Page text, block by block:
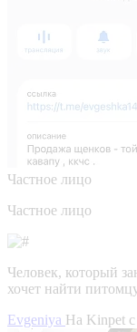
Частное лицо
Частное лицо
Человек, который
хочет найти
Evgeniya На Kinpet c